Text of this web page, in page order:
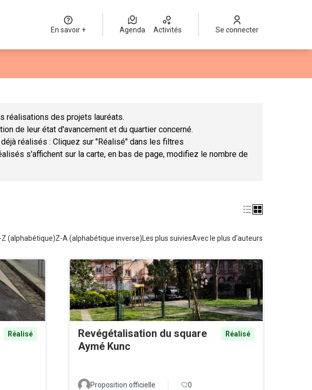
En savoir + Agenda Activités Se connecter
réalisations des projets lauréats.
de leur état d'avancement et du quartier concerné.
réalisés : Cliquez sur "Réalisé" dans les filtres
s'affichent sur la carte, en bas de page, modifiez le nombre de
(alphabétique)Z-A (alphabétique inverse) Les plus suiviesAvec le plus d'auteurs
Réalisé
Revégétalisation du square
Aymé Kunc
Réalisé
Proposition officielle 0